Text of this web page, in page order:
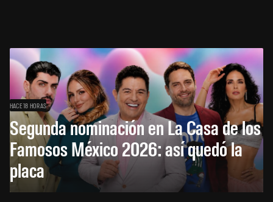
HACE 18 HORAS
Segunda nominación en La Casa de los
Famosos México 2026: así quedó la
placa